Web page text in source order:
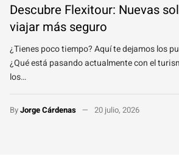
Descubre Flexitour: Nuevas
viajar más seguro
¿Tienes poco tiempo? Aquí te dejamos los
¿Qué está pasando actualmente con el
los…
ByJorge Cárdenas 20 julio, 2026